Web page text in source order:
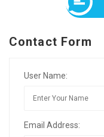
Contact Form
User Name:
Email Address: